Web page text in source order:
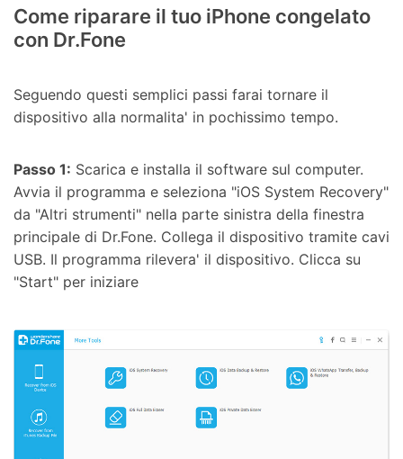
Come riparare il tuo iPhone congelato
con Dr.Fone
Seguendo questi semplici passi farai tornare il
dispositivo alla normalita' in pochissimo tempo.
Passo 1: Scarica e installa il software sul computer.
Avvia il programma e seleziona "iOS System Recovery"
da "Altri strumenti" nella parte sinistra della finestra
principale di Dr.Fone. Collega il dispositivo tramite cavi
USB. Il programma rilevera' il dispositivo. Clicca su
"Start" per iniziare